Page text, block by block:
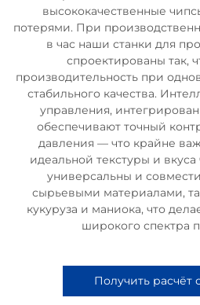
высококачественные
потерями. При
в час наши станки для
спроектированы так,
производительность при
стабильного качества.
управления,
обеспечивают точный
давления — что крайне
идеальной текстуры и
универсальны и
сырьевыми материалами,
кукуруза и маниока, что
широкого спектра
Получить расчёт